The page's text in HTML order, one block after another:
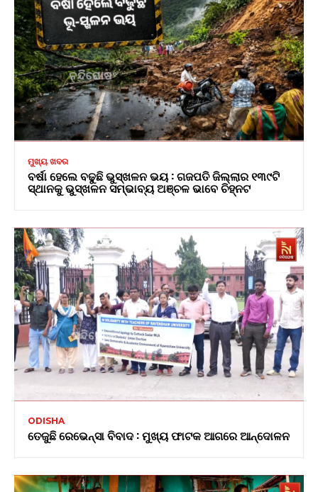
ମୁଖ୍ୟ ଖବର
ବର୍ଷା ହେଲେ ବଢୁଛି ଭୁସ୍ଖଳନ ଭୟ : ଗଜପତି ଜିଲ୍ଲାର ୧୩୯ଟି
ସ୍ଥାନକୁ ଭୁସ୍ଖଳନ ସମ୍ଭାବ୍ୟ ଅଞ୍ଚଳ ଭାବେ ଚିହ୍ନଟ
ODISHA
ତେଜୁଛି ରେଭେନ୍ସା ବିବାଦ : ମୁଖ୍ୟ ଫାଟକ ଆଗରେ ଆନ୍ଦୋଳନ